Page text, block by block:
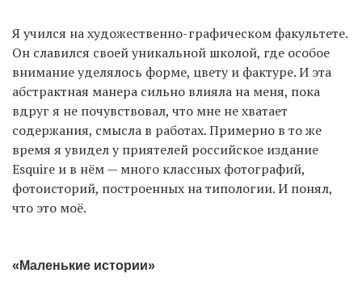
Я учился на художественно-графическом факультете.
Он славился своей уникальной школой, где особое
внимание уделялось форме, цвету и фактуре. И эта
абстрактная манера сильно влияла на меня, пока
вдруг я не почувствовал, что мне не хватает
содержания, смысла в работах. Примерно в то же
время я увидел у приятелей российское издание
Esquire и в нём — много классных фотографий,
фотоисторий, построенных на типологии. И понял,
что это моё.
«Маленькие истории»